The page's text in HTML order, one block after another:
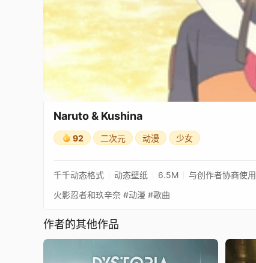
Naruto & Kushina
92 二次元 动漫 少女
千千动态格式 动态壁纸 6.5M 与创作者协商使用
火影忍者和玖辛奈 #动漫 #歌曲
作者的其他作品